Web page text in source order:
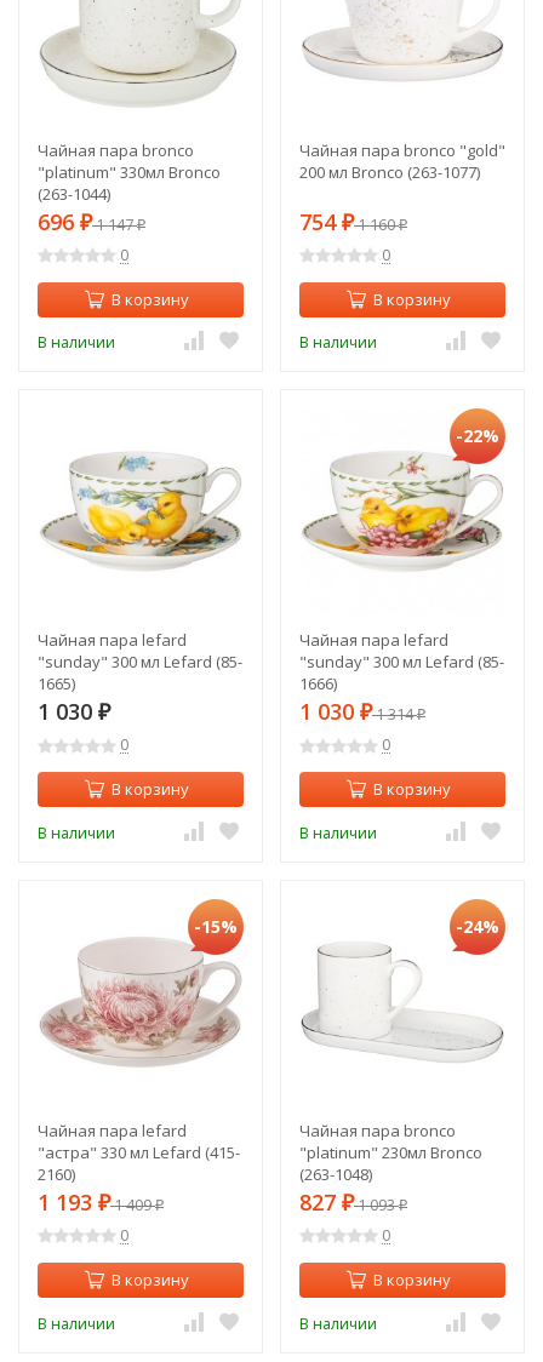
Чайная пара bronco
"platinum" 330мл Bronco
(263-1044)
696 ₽1 147₽
0
В корзину
В наличии
Чайная пара bronco "gold"
200 мл Bronco (263-1077)
754 ₽1 160₽
0
В корзину
В наличии
Чайная пара lefard
"sunday" 300 мл Lefard (85-
1665)
1 030 ₽
0
В корзину
В наличии
-22%
Чайная пара lefard
"sunday" 300 мл Lefard (85-
1666)
1 030 ₽1 314₽
0
В корзину
В наличии
-15%
Чайная пара lefard
"астра" 330 мл Lefard (415-
2160)
1 193 ₽1 409₽
0
В корзину
В наличии
-24%
Чайная пара bronco
"platinum" 230мл Bronco
(263-1048)
827 ₽1 093₽
0
В корзину
В наличии